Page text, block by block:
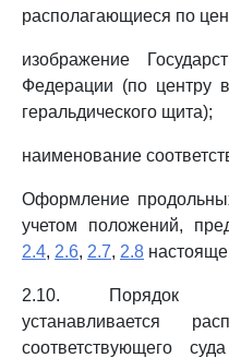
располагающиеся по
изображение
Федерации (по центру
геральдического щита);
наименование
Оформление
учетом положений,
2.4, 2.6, 2.7, 2.8
2.10. Порядок
устанавливается
соответствующего